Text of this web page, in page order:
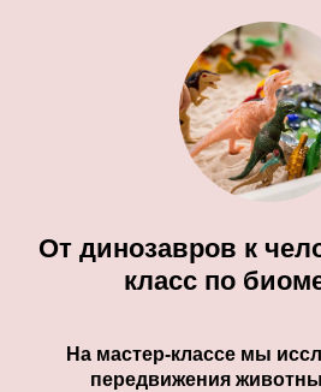
От динозавров к
класс по
На мастер-классе мы
передвижения